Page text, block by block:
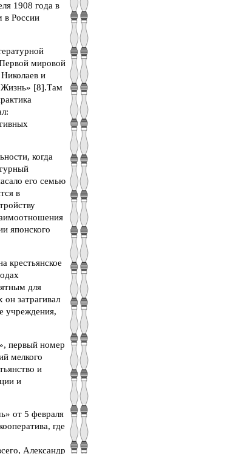
1908 года в
в России
мировой
и
[8].Там
когда
его семью
в
японского
крестьянское
для
затрагивал
учреждения,
первый номер
мелкого
и
и
от 5 февраля
где
Александр